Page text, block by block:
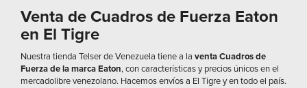
Venta de Cuadros de Fuerza Eaton
en El Tigre
Nuestra tienda Telser de Venezuela tiene a la venta Cuadros de
Fuerza de la marca Eaton, con características y precios únicos en el
mercadolibre venezolano. Hacemos envíos a El Tigre y en todo el país.